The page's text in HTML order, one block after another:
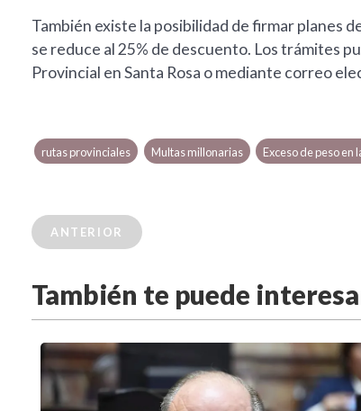
También existe la posibilidad de firmar planes
se reduce al 25% de descuento. Los trámites
Provincial en Santa Rosa o mediante correo
rutas provinciales Multas millonarias Exceso de peso en
ANTERIOR
También te puede